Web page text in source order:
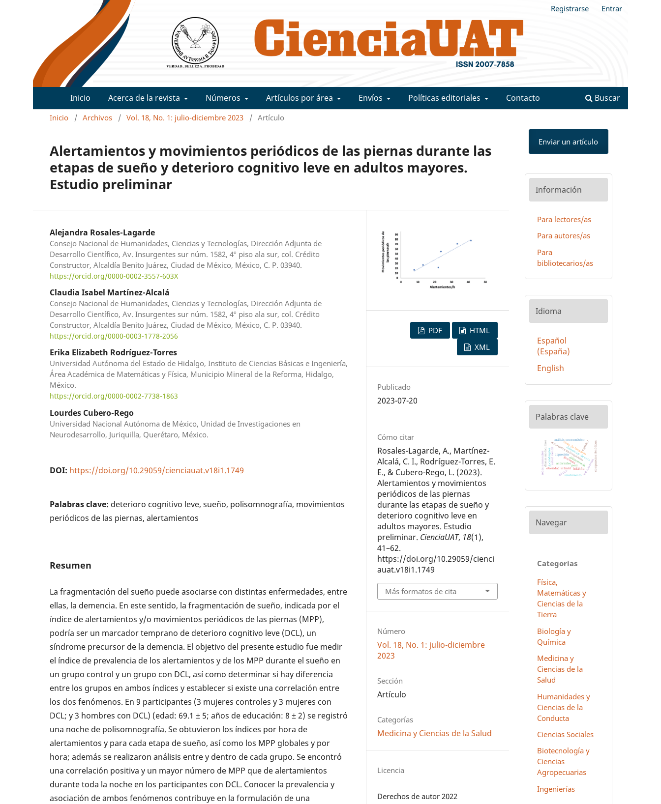
Inicio Acerca de la revista Números Artículos por área Envíos Políticas editoriales Contacto Buscar
Registrarse Entrar
Inicio / Archivos / Vol. 18, No. 1: julio-diciembre 2023 / Artículo
Alertamientos y movimientos periódicos de las piernas durante las
etapas de sueño y deterioro cognitivo leve en adultos mayores.
Estudio preliminar
Alejandra Rosales-Lagarde
Consejo Nacional de Humanidades, Ciencias y Tecnologías, Dirección Adjunta de
Desarrollo Científico, Av. Insurgentes sur núm. 1582, 4º piso ala sur, col. Crédito
Constructor, Alcaldía Benito Juárez, Ciudad de México, México, C. P. 03940.
https://orcid.org/0000-0002-3557-603X
Claudia Isabel Martínez-Alcalá
Consejo Nacional de Humanidades, Ciencias y Tecnologías, Dirección Adjunta de
Desarrollo Científico, Av. Insurgentes sur núm. 1582, 4º piso ala sur, col. Crédito
Constructor, Alcaldía Benito Juárez, Ciudad de México, México, C. P. 03940.
https://orcid.org/0000-0003-1778-2056
Erika Elizabeth Rodríguez-Torres
Universidad Autónoma del Estado de Hidalgo, Instituto de Ciencias Básicas e Ingeniería,
Área Académica de Matemáticas y Física, Municipio Mineral de la Reforma, Hidalgo,
México.
https://orcid.org/0000-0002-7738-1863
Lourdes Cubero-Rego
Universidad Nacional Autónoma de México, Unidad de Investigaciones en
Neurodesarrollo, Juriquilla, Querétaro, México.
DOI: https://doi.org/10.29059/cienciauat.v18i1.1749
Palabras clave: deterioro cognitivo leve, sueño, polisomnografía, movimientos
periódicos de las piernas, alertamientos
Resumen
La fragmentación del sueño puede asociarse con distintas enfermedades, entre
ellas, la demencia. En este sentido, la fragmentación de sueño, indicada por el
índice de alertamientos y/o movimientos periódicos de las piernas (MPP),
podría ser un marcador temprano de deterioro cognitivo leve (DCL), un
síndrome precursor de la demencia. El objetivo del presente estudio fue medir
el índice de prevalencia de los alertamientos y de los MPP durante el sueño en
un grupo control y un grupo con DCL, así como determinar si hay diferencia
entre los grupos en ambos índices y establecer si existe una correlación entre
los dos fenómenos. En 9 participantes (3 mujeres controles y 3 mujeres con
DCL; y 3 hombres con DCL) (edad: 69.1 ± 5; años de educación: 8 ± 2) se registró
una noche de polisomnografía. Se obtuvieron los índices por hora de
alertamientos y para cada etapa de sueño, así como los MPP globales y por
hora; además se realizaron análisis entre y dentro de cada grupo. Se encontró
una correlación positiva y un mayor número de MPP que de alertamientos
durante toda la noche en los participantes con DCL. Conocer la prevalencia y
asociación de ambos fenómenos contribuye en la formulación de una
PDF
HTML
XML
Publicado
2023-07-20
Cómo citar
Rosales-Lagarde, A., Martínez-
Alcalá, C. I., Rodríguez-Torres, E.
E., & Cubero-Rego, L. (2023).
Alertamientos y movimientos
periódicos de las piernas
durante las etapas de sueño y
deterioro cognitivo leve en
adultos mayores. Estudio
preliminar. CienciaUAT, 18(1),
41–62.
https://doi.org/10.29059/cienci
auat.v18i1.1749
Más formatos de cita
Número
Vol. 18, No. 1: julio-diciembre
2023
Sección
Artículo
Categorías
Medicina y Ciencias de la Salud
Licencia
Derechos de autor 2022
Enviar un artículo
Información
Para lectores/as
Para autores/as
Para
bibliotecarios/as
Idioma
Español
(España)
English
Palabras clave
depresión
estudiantes universitarios
diferencias de sexo
salud mental
g-cuádruples virus de humanos
genomas
antivirales
dianas moleculares delincuencia
perú
análisis econométrico
hñähñu
español
redes neuronales red neuronalcompuestos fenólicos
obesidad infantil
méxicorendimiento
Navegar
Categorías
Física,
Matemáticas y
Ciencias de la
Tierra
Biología y
Química
Medicina y
Ciencias de la
Salud
Humanidades y
Ciencias de la
Conducta
Ciencias Sociales
Biotecnología y
Ciencias
Agropecuarias
Ingenierías